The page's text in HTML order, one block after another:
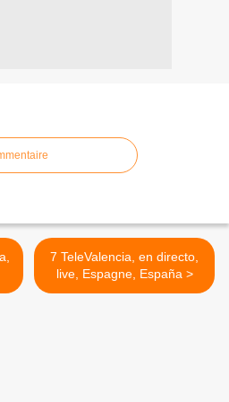
7 TeleValencia, en directo,
live, Espagne, España >